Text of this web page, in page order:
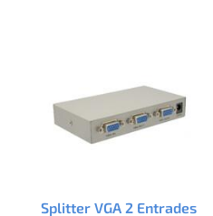
Splitter VGA 2 Entrades